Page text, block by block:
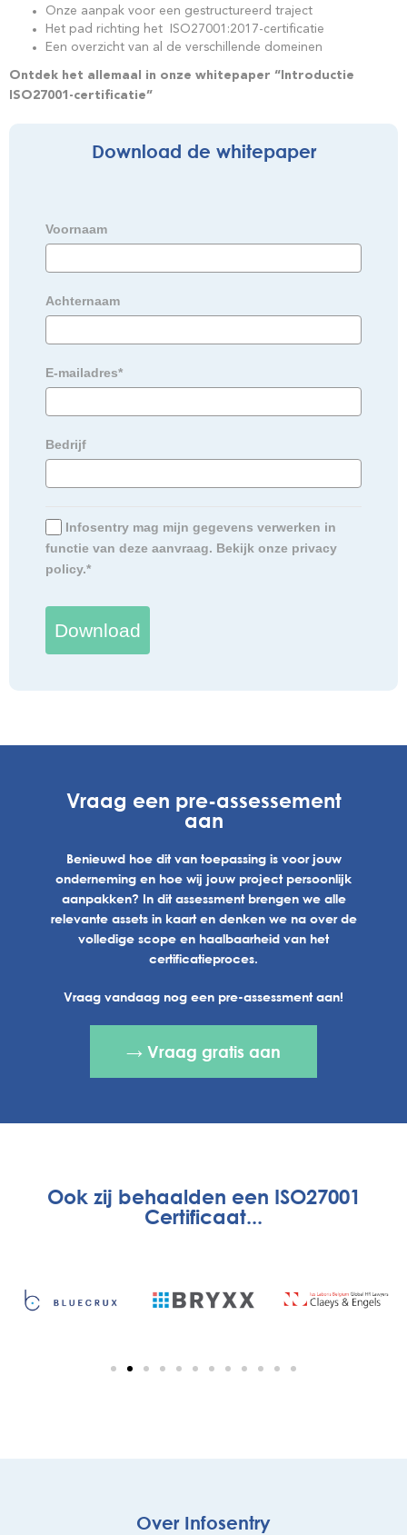
Onze aanpak voor een gestructureerd traject
Het pad richting het ISO27001:2017-certificatie
Een overzicht van al de verschillende domeinen
Ontdek het allemaal in onze whitepaper “Introductie
ISO27001-certificatie”
Download de whitepaper
Voornaam
Achternaam
E-mailadres*
Bedrijf
Infosentry mag mijn gegevens verwerken in
functie van deze aanvraag. Bekijk onze privacy
policy.*
Download
Vraag een pre-assessement
aan
Benieuwd hoe dit van toepassing is voor jouw
onderneming en hoe wij jouw project persoonlijk
aanpakken? In dit assessment brengen we alle
relevante assets in kaart en denken we na over de
volledige scope en haalbaarheid van het
certificatieproces.
Vraag vandaag nog een pre-assessment aan!
→ Vraag gratis aan
Ook zij behaalden een ISO27001
Certificaat...
Over Infosentry